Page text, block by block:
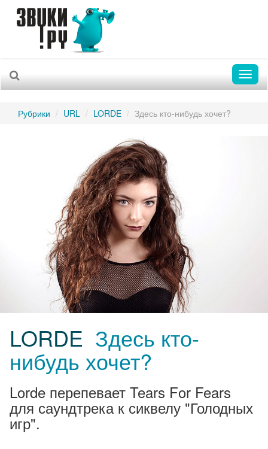
Рубрики URL LORDE Здесь кто-нибудь хочет?
LORDE Здесь кто-
нибудь хочет?
Lorde перепевает Tears For Fears
для саундтрека к сиквелу "Голодных
игр".